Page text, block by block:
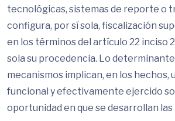
tecnológicas, sistemas de reporte o
configura, por sí sola, fiscalización
en los términos del artículo 22 inciso
sola su procedencia. Lo
mecanismos implican, en los
funcional y efectivamente ejercido
oportunidad en que se desarrollan las